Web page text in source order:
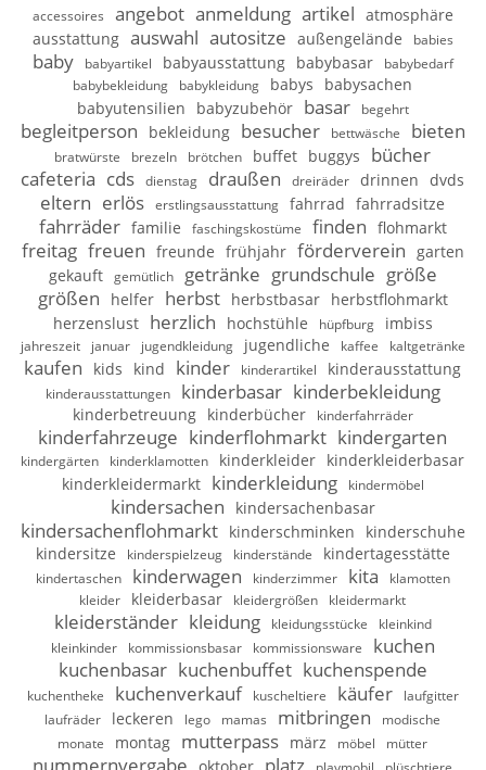
accessoires angebot anmeldung artikel atmosphäre
ausstattung auswahl autositze außengelände babies
baby babyartikel babyausstattung babybasar
babybedarf
babybekleidung
babykleidung babys
babysachen
babyutensilien
babyzubehör basar begehrt
begleitperson bekleidung besucher bettwäsche bieten
bratwürste brezeln brötchen buffet buggys
bücher
cafeteria cds dienstag draußen dreiräder drinnen dvds
eltern erlös erstlingsausstattung fahrrad fahrradsitze
fahrräder familie faschingskostüme finden flohmarkt
freitag freuen freunde frühjahr förderverein garten
gekauft
gemütlich getränke grundschule größe
größen
helfer herbst herbstbasar herbstflohmarkt
herzenslust herzlich hochstühle hüpfburg imbiss
jahreszeit januar jugendkleidung jugendliche kaffee kaltgetränke
kaufen kids kind kinder kinderartikel kinderausstattung
kinderausstattungen kinderbasar kinderbekleidung
kinderbetreuung kinderbücher kinderfahrräder
kinderfahrzeuge kinderflohmarkt kindergarten
kindergärten kinderklamotten kinderkleider kinderkleiderbasar
kinderkleidermarkt kinderkleidung kindermöbel
kindersachen kindersachenbasar
kindersachenflohmarkt kinderschminken
kinderschuhe
kindersitze
kinderspielzeug kinderstände kindertagesstätte
kindertaschen kinderwagen kinderzimmer kita
klamotten
kleider
kleiderbasar kleidergrößen kleidermarkt
kleiderständer kleidung kleidungsstücke
kleinkind
kleinkinder
kommissionsbasar kommissionsware
kuchen
kuchenbasar kuchenbuffet kuchenspende
kuchentheke kuchenverkauf kuscheltiere käufer
laufgitter
laufräder
leckeren lego mamas mitbringen
modische
monate
montag mutterpass märz möbel mütter